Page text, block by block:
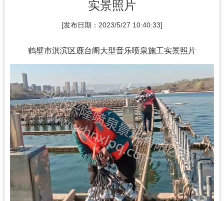
实景照片
[发布日期：2023/5/27 10:40:33]
鹤壁市淇滨区鹿台阁大型音乐喷泉施工实景照片